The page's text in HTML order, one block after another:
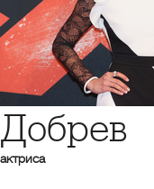
Добрев
актриса